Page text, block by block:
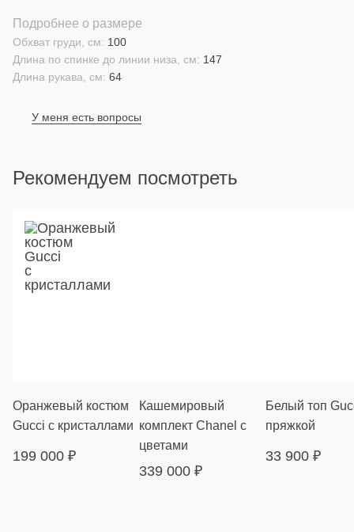
Подробнее о размере
Длина рукава, см: 64
Длина по спинке до линии низа, см: 147
Обхват груди, см: 100
У меня есть вопросы
Рекомендуем посмотреть
Оранжевый костюм
Gucci с кристаллами
199 000 ₽
Кашемировый
комплект Chanel с
цветами
339 000 ₽
Белый топ
пряжкой
33 900 ₽